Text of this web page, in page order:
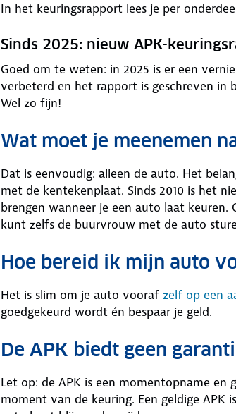
In het keuringsrapport lees je per
Sinds 2025: nieuw APK-
Goed om te weten: in 2025 is er een
verbeterd en het rapport is geschreven in
Wel zo fijn!
Wat moet je meenemen
Dat is eenvoudig: alleen de auto. Het
met de kentekenplaat. Sinds 2010 is het
brengen wanneer je een auto laat
kunt zelfs de buurvrouw met de auto
Hoe bereid ik mijn auto
Het is slim om je auto vooraf zelf op een
goedgekeurd wordt én bespaar je geld.
De APK biedt geen
Let op: de APK is een momentopname
moment van de keuring. Een geldige